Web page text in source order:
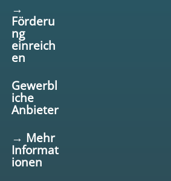
→
Förderu
ng
einreich
en
Gewerbl
iche
Anbieter
→ Mehr
Informat
ionen